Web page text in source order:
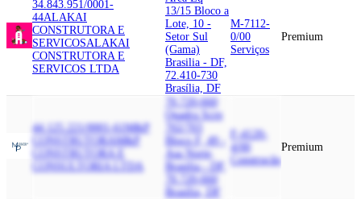
34.843.951/0001-
44ALAKAI
CONSTRUTORA E
SERVICOSALAKAI
CONSTRUTORA E
SERVICOS LTDA
13/15 Bloco a
Lote, 10 -
Setor Sul
(Gama)
Brasilia - DF,
72.410-730
Brasília, DF
M-7112-
0/00
Serviços
Premium
44.125.221/0001-61M&P
CONSTRUTORAM&P
CONSTRUTORA E
CONSULTORIA LTDA
70.720-660
Quadra Scrn
702/703
Bloco F, 49 -
Asa Norte,
Brasilia - DF,
70.720-660
Brasília, DF
F-4120-
4/00
Construção
Premium